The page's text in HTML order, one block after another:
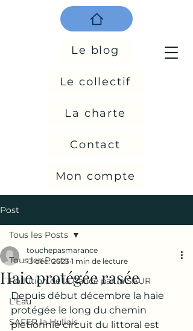
Le blog
Le collectif
La charte
Mon compte
Contact
Post
Tous les Posts
Pollution de la Rance par la SAUR
L'Eau
SAFER la Huliais
Tous les Posts
Haie protégée rasée
touchepasmarance
13 déc. 2023 1 min de lecture
Depuis début décembre la haie
protégée le long du chemin
pietionnié circuit du littoral est